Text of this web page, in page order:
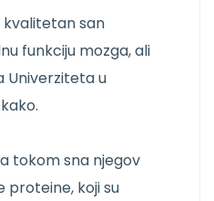
san
funkciju mozga, ali
Univerziteta u
tokom sna njegov
proteine, koji su